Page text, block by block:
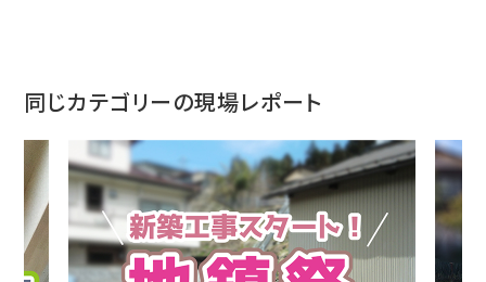
同じカテゴリーの現場レポート